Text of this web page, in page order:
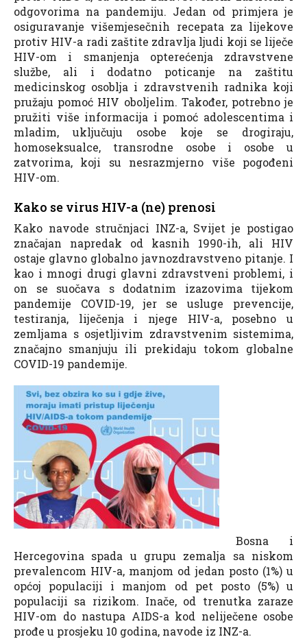
odgovorima na pandemiju. Jedan od primjera je
osiguravanje višemjesečnih recepata za lijekove
protiv HIV-a radi zaštite zdravlja ljudi koji se liječe
HIV-om i smanjenja opterećenja zdravstvene
službe, ali i dodatno poticanje na zaštitu
medicinskog osoblja i zdravstvenih radnika koji
pružaju pomoć HIV oboljelim. Također, potrebno je
pružiti više informacija i pomoć adolescentima i
mladim, uključuju osobe koje se drogiraju,
homoseksualce, transrodne osobe i osobe u
zatvorima, koji su nesrazmjerno više pogođeni
HIV-om.
Kako se virus HIV-a (ne) prenosi
Kako navode stručnjaci INZ-a, Svijet je postigao
značajan napredak od kasnih 1990-ih, ali HIV
ostaje glavno globalno javnozdravstveno pitanje. I
kao i mnogi drugi glavni zdravstveni problemi, i
on se suočava s dodatnim izazovima tijekom
pandemije COVID-19, jer se usluge prevencije,
testiranja, liječenja i njege HIV-a, posebno u
zemljama s osjetljivim zdravstvenim sistemima,
značajno smanjuju ili prekidaju tokom globalne
COVID-19 pandemije.
Bosna i
Hercegovina spada u grupu zemalja sa niskom
prevalencom HIV-a, manjom od jedan posto (1%) u
općoj populaciji i manjom od pet posto (5%) u
populaciji sa rizikom. Inače, od trenutka zaraze
HIV-om do nastupa AIDS-a kod neliječene osobe
prođe u prosjeku 10 godina, navode iz INZ-a.